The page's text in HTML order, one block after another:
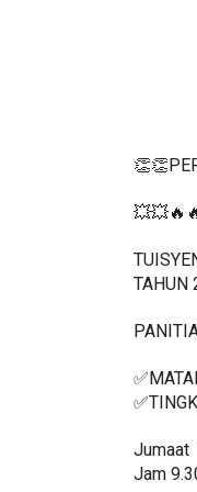
TAHUN
Jumaat
Jam